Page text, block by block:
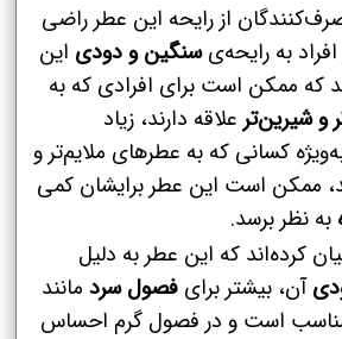
از رایحه این عطر راضی
افراد به رایحه‌یسنگین و دودی این
که ممکن است برای افرادی که به
و شیرین‌تر علاقه دارند، زیاد
کسانی که به عطرهای ملایم‌تر و
ممکن است این عطر برایشان کمی
به نظر برسد.
کرده‌اند که این عطر به دلیل
آن، بیشتر برای فصول سرد مانند
مناسب است و در فصول گرم احساس